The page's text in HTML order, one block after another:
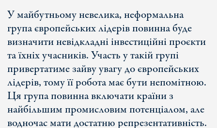
У майбутньому невелика, неформальна
група європейських лідерів повинна буде
визначити невідкладні інвестиційні проєкти
та їхніх учасників. Участь у такій групі
привертатиме зайву увагу до європейських
лідерів, тому її робота має бути непомітною.
Ця група повинна включати країни з
найбільшим промисловим потенціалом, але
водночас мати достатню репрезентативність.